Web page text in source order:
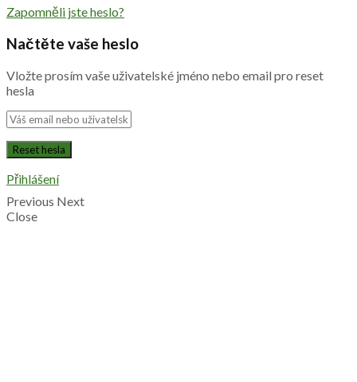
Zapomněli jste heslo?
Načtěte vaše heslo
Vložte prosím vaše uživatelské jméno nebo email pro reset
hesla
Přihlášení
Previous Next
Close